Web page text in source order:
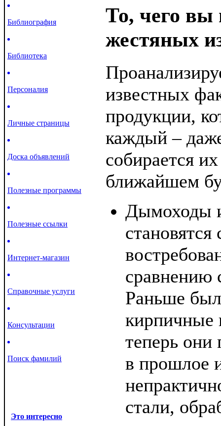
Библиография
Библиотека
Персоналия
Личные страницы
Доска объявлений
Полезные программы
Полезные ссылки
Интернет-магазин
Справочные услуги
Консультации
Поиск фамилий
Это интересно
То, чего вы
жестяных
известных
продукции,
каждый –
собирается
ближайшем
Дымоходы
становятся
сравнению
Раньше
кирпичные
теперь они
в прошлое
стали,